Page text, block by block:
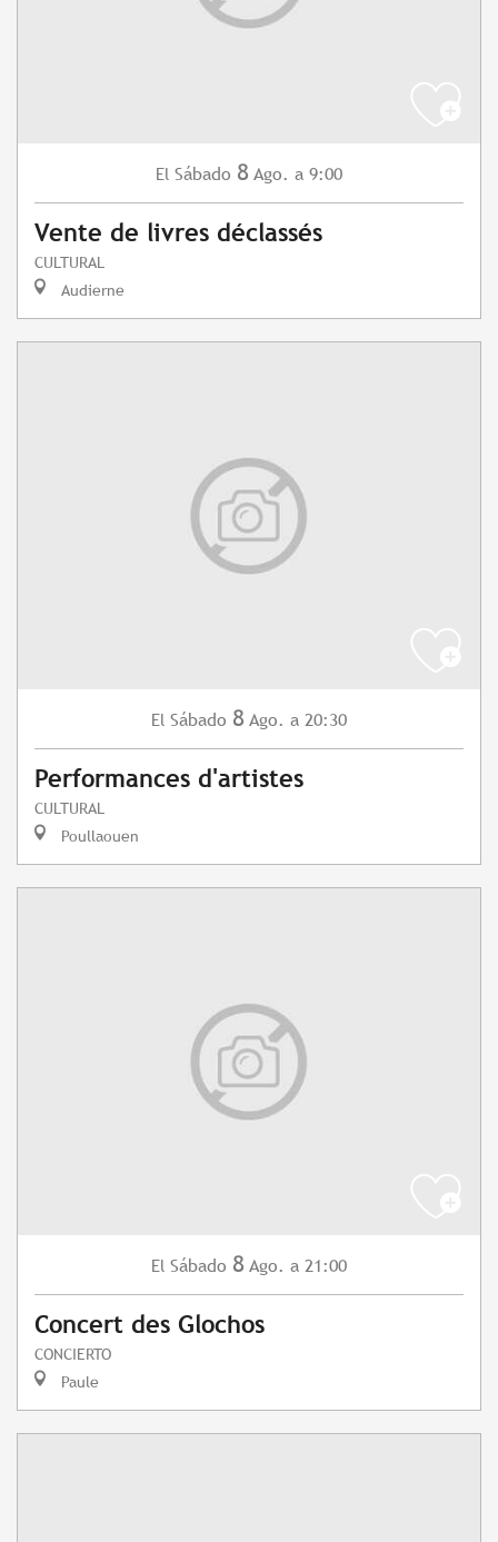
El Sábado 8 Ago. a 9:00
Vente de livres déclassés
CULTURAL
Audierne
El Sábado 8 Ago. a 20:30
Performances d'artistes
CULTURAL
Poullaouen
El Sábado 8 Ago. a 21:00
Concert des Glochos
CONCIERTO
Paule